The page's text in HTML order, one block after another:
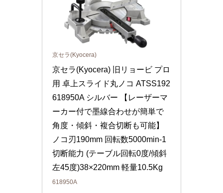
京セラ(Kyocera)
京セラ(Kyocera) 旧リョービ プロ
用 卓上スライド丸ノコ ATSS192
618950A シルバー 【レーザーマ
ーカー付で墨線合わせが簡単で
角度・傾斜・複合切断も可能】
ノコ刃190mm 回転数5000min-1
切断能力 (テーブル回転0度/傾斜
左45度)38×220mm 軽量10.5Kg
618950A